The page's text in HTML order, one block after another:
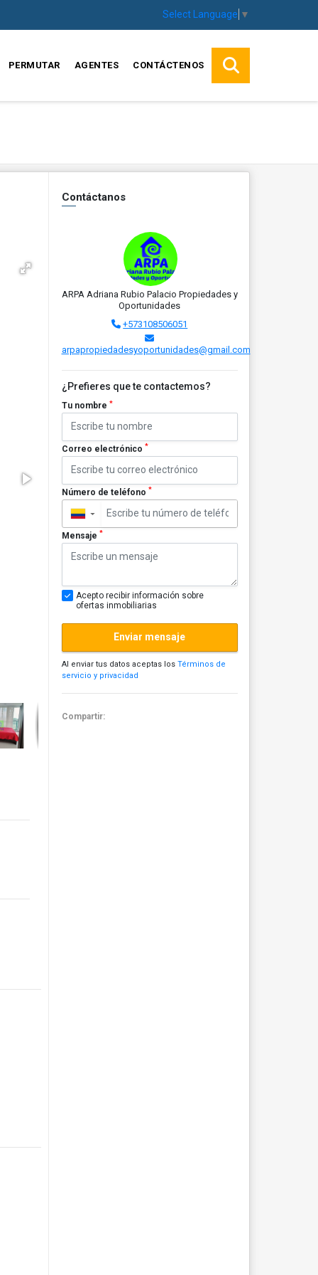
Select Language ▼
PERMUTAR AGENTES CONTÁCTENOS
Contáctanos
ARPA Adriana Rubio Palacio Propiedades y
Oportunidades
+573108506051
arpapropiedadesyoportunidades@gmail.com
¿Prefieres que te contactemos?
Tu nombre *
Correo electrónico *
Número de teléfono *
▼
Mensaje *
Acepto recibir información sobre
ofertas inmobiliarias
Enviar mensaje
Al enviar tus datos aceptas los Términos de
servicio y privacidad
Compartir: